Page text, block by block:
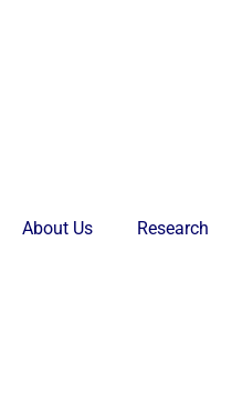
About Us Research